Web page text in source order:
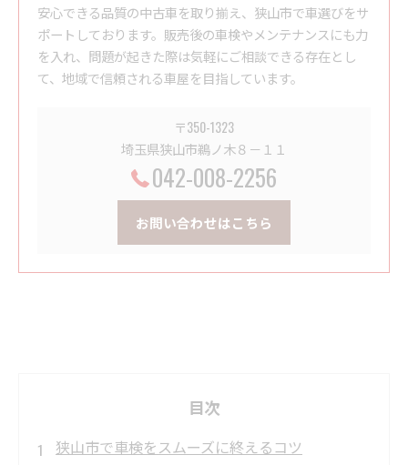
安心できる品質の中古車を取り揃え、狭山市で車選びをサ
ポートしております。販売後の車検やメンテナンスにも力
を入れ、問題が起きた際は気軽にご相談できる存在とし
て、地域で信頼される車屋を目指しています。
〒350-1323
埼玉県狭山市鵜ノ木８－１１
042-008-2256
お問い合わせはこちら
目次
狭山市で車検をスムーズに終えるコツ